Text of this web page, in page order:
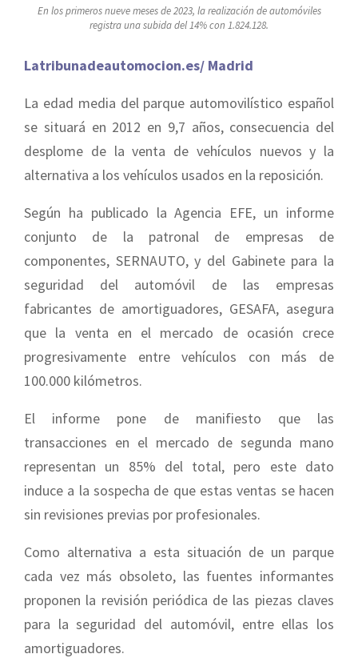
En los primeros nueve meses de 2023, la realización de automóviles
registra una subida del 14% con 1.824.128.
Latribunadeautomocion.es/ Madrid
La edad media del parque automovilístico español
se situará en 2012 en 9,7 años, consecuencia del
desplome de la venta de vehículos nuevos y la
alternativa a los vehículos usados en la reposición.
Según ha publicado la Agencia EFE, un informe
conjunto de la patronal de empresas de
componentes, SERNAUTO, y del Gabinete para la
seguridad del automóvil de las empresas
fabricantes de amortiguadores, GESAFA, asegura
que la venta en el mercado de ocasión crece
progresivamente entre vehículos con más de
100.000 kilómetros.
El informe pone de manifiesto que las
transacciones en el mercado de segunda mano
representan un 85% del total, pero este dato
induce a la sospecha de que estas ventas se hacen
sin revisiones previas por profesionales.
Como alternativa a esta situación de un parque
cada vez más obsoleto, las fuentes informantes
proponen la revisión periódica de las piezas claves
para la seguridad del automóvil, entre ellas los
amortiguadores.